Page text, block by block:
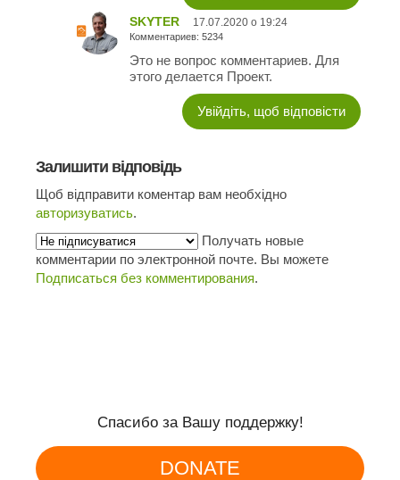
SKYTER 17.07.2020 о 19:24
Комментариев: 5234
Это не вопрос комментариев. Для
этого делается Проект.
Увійдіть, щоб відповісти
Залишити відповідь
Щоб відправити коментар вам необхідно
авторизуватись.
Получать новые
комментарии по электронной почте. Вы можете
Подписаться без комментирования.
Спасибо за Вашу поддержку!
DONATE